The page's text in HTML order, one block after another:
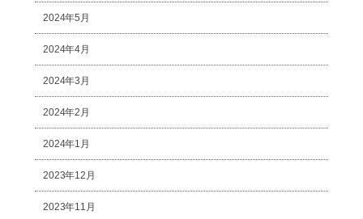
2024年5月
2024年4月
2024年3月
2024年2月
2024年1月
2023年12月
2023年11月